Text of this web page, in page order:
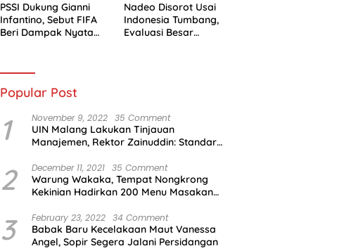
PSSI Dukung Gianni
Infantino, Sebut FIFA
Beri Dampak Nyata
Nadeo Disorot Usai
Indonesia Tumbang,
Evaluasi Besar
Popular Post
1 November 9, 2022 35 Comment
UIN Malang Lakukan Tinjauan
Manajemen, Rektor Zainuddin: Standar
2 December 11, 2021 35 Comment
Warung Wakaka, Tempat Nongkrong
Kekinian Hadirkan 200 Menu Masakan
3 February 23, 2022 34 Comment
Babak Baru Kecelakaan Maut Vanessa
Angel, Sopir Segera Jalani Persidangan